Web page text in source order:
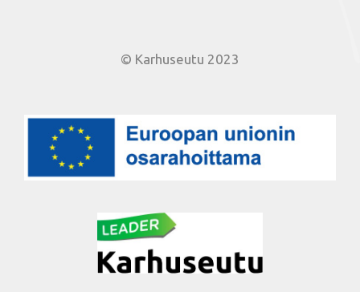
© Karhuseutu 2023